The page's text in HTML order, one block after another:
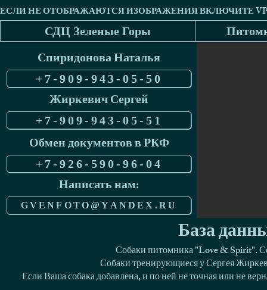
СДЦ Зеленые Горы
Спиридонова Наталья
+7-909-943-05-50
Жиркевич Сергей
+7-909-943-05-51
Обмен документов в РКФ
+7-926-590-96-04
Написать нам:
GVENFOTO@YANDEX.RU
База
Собаки питомника "Love & Spirit".
Собаки тренирующиеся у Сергея
Если Ваша собака добавлена, и по ней не точная или не